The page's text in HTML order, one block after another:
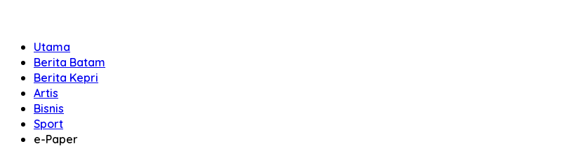
Utama
Berita Batam
Berita Kepri
Artis
Bisnis
Sport
e-Paper